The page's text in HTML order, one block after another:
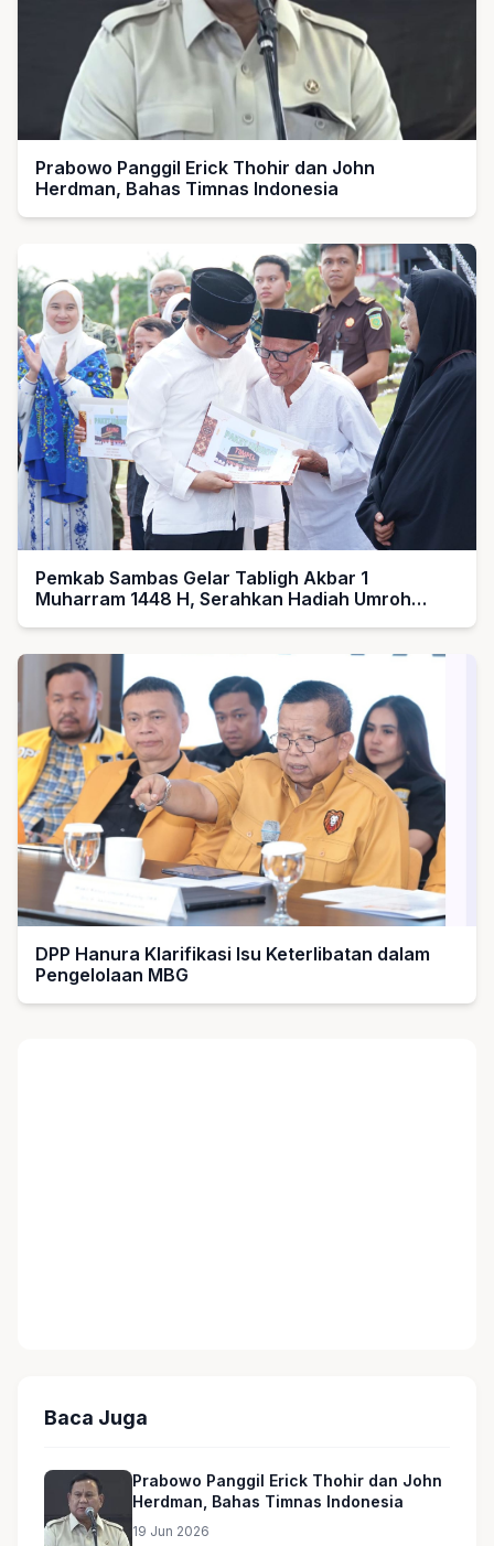
Prabowo Panggil Erick Thohir dan John
Herdman, Bahas Timnas Indonesia
Pemkab Sambas Gelar Tabligh Akbar 1
Muharram 1448 H, Serahkan Hadiah Umroh
DPP Hanura Klarifikasi Isu Keterlibatan dalam
Pengelolaan MBG
Baca Juga
Prabowo Panggil Erick Thohir dan John
Herdman, Bahas Timnas Indonesia
19 Jun 2026